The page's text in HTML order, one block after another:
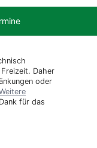
Daher
oder
für das